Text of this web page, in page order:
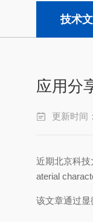
技术
应用分
更新时间
近期北京科技
aterial
该文章通过显